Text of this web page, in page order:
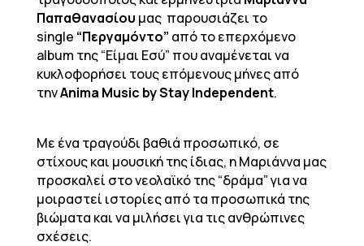
Παπαθανασίου μας παρουσιάζει το
single “Περγαμόντο” από το επερχόμενο
album της “Είμαι Εσύ” που αναμένεται να
κυκλοφορήσει τους επόμενους μήνες από
τηνAnima Music by Stay Independent.
Με ένα τραγούδι βαθιά προσωπικό, σε
στίχους και μουσική της ίδιας, η Μαριάννα μας
προσκαλεί στο νεολαϊκό της “δράμα” για να
μοιραστεί ιστορίες από τα προσωπικά της
βιώματα και να μιλήσει για τις ανθρώπινες
σχέσεις.